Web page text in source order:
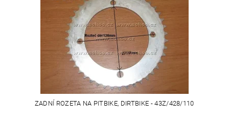
ZADNÍ ROZETA NA PITBIKE, DIRTBIKE - 43Z/428/110